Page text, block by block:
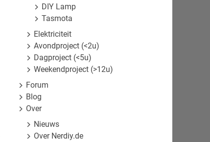
DIY Lamp
Tasmota
Elektriciteit
Avondproject (<2u)
Dagproject (<5u)
Weekendproject (>12u)
Forum
Blog
Over
Nieuws
Over Nerdiy.de